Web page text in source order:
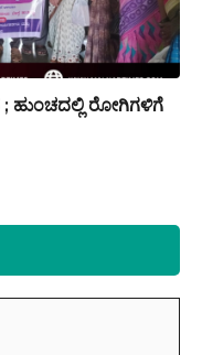
; ಹುಂಚದಲ್ಲಿ ರೋಗಿಗಳಿಗೆ